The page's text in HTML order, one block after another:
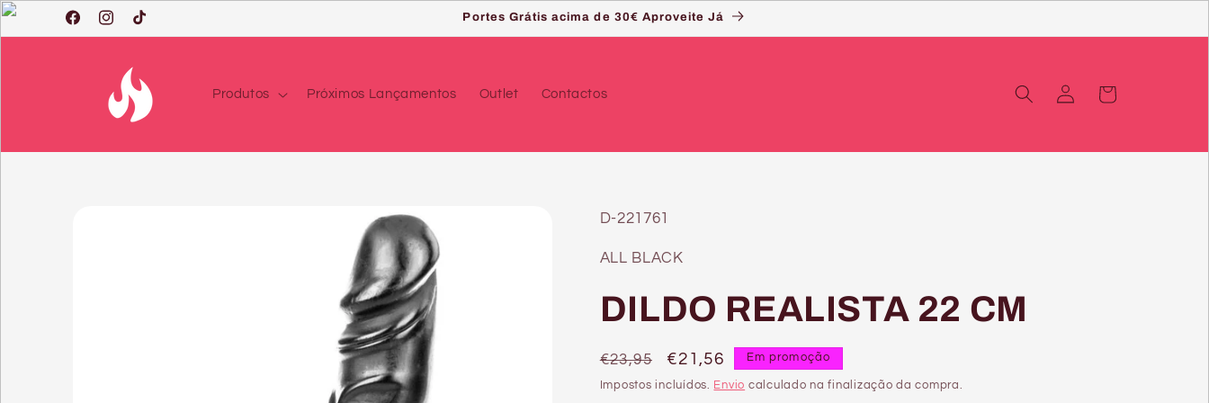
Saltar
para o
conteúdo
FacebookInstagram
TikTok
Portes Grátis acima de 30€ Aproveite Já
Produtos Próximos Lançamentos Outlet Contactos
Iniciar
sessão
Carrinho
SKU:
D-221761
ALL BLACK
DILDO REALISTA 22 CM
Preço
normal
€23,95
Preço
de
€21,56 Em promoção
Impostos incluídos. Envio calculado na finalização da compra.